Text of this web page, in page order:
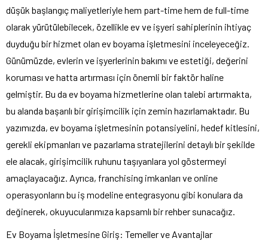
düşük başlangıç maliyetleriyle hem part-time hem de full-time
olarak yürütülebilecek, özellikle ev ve işyeri sahiplerinin ihtiyaç
duyduğu bir hizmet olan ev boyama işletmesini inceleyeceğiz.
Günümüzde, evlerin ve işyerlerinin bakımı ve estetiği, değerini
koruması ve hatta artırması için önemli bir faktör haline
gelmiştir. Bu da ev boyama hizmetlerine olan talebi artırmakta,
bu alanda başarılı bir girişimcilik için zemin hazırlamaktadır. Bu
yazımızda, ev boyama işletmesinin potansiyelini, hedef kitlesini,
gerekli ekipmanları ve pazarlama stratejilerini detaylı bir şekilde
ele alacak, girişimcilik ruhunu taşıyanlara yol göstermeyi
amaçlayacağız. Ayrıca, franchising imkanları ve online
operasyonların bu iş modeline entegrasyonu gibi konulara da
değinerek, okuyucularımıza kapsamlı bir rehber sunacağız.
Ev Boyama İşletmesine Giriş: Temeller ve Avantajlar